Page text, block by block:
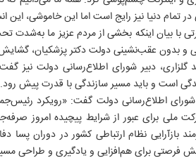
در تمام دنیا نیز رایج است اما این خاموشی،
با بیان اینکه بخشی از مردم عزیز ما به‌شدت
و بدون عقب‌نشینی دولت دکتر پزشکیان، گشایش
گلزاری، دبیر شورای اطلاع‌رسانی دولت نیز
است و باید مسیر سازندگی با قدرت پیش
شورای اطلاع‌رسانی دولت گفت: «رویکرد
ملی برای عبور از شرایط پیچیده امروز
بازآرایی نظام ارتباطی کشور در دوران
فرصتی برای هم‌افزایی و یادگیری و طراحی
IRAN DAILY